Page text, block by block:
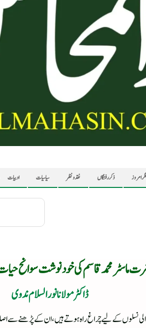
ادبیات سیاسیات نقد ونظر ذکر رفتگاں امروز
ماسٹر محمد قاسم کی خود نوشت سوانح
ڈاکٹر مولانا نور السلام ندوی
نسلوں کے لیے چراغ راہ ہوتے ہیں، ان کے پڑھنے سے